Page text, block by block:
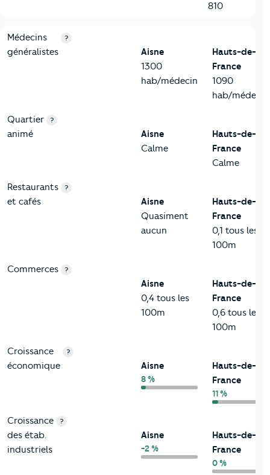
810
5-Commerces
Critères Aisne
Médecins
généralistes
?
Aisne
1300
hab/médecin
Hauts-de-
France
1090
hab/médecin
Quartier
animé
?
Aisne
Calme
Hauts-de-
France
Calme
Restaurants
et cafés
?
Aisne
Quasiment
aucun
Hauts-de-
France
0,1 tous les
100m
Commerces ?
Aisne
0,4 tous les
100m
Hauts-de-
France
0,6 tous les
100m
Croissance
économique
?
Aisne
8 %
Hauts-de-
France
11 %
Croissance
des étab.
industriels
?
Aisne
-2 %
Hauts-de-
France
0 %